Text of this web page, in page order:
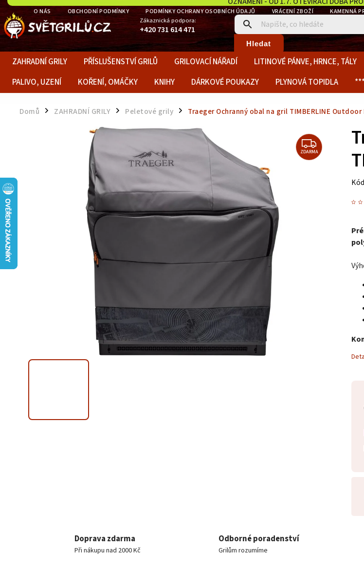
O NÁS OBCHODNÍ PODMÍNKY PODMÍNKY OCHRANY OSOBNÍCH ÚDAJŮ VRÁCENÍ ZBOŽÍ KAMENNÁ
Zákaznická podpora:
+420 731 614 471
Hledat
ZAHRADNÍ GRILY PŘÍSLUŠENSTVÍ GRILŮ GRILOVACÍ NÁŘADÍ LITINOVÉ PÁNVE, HRNCE, TÁLY
PALIVO, UZENÍ
KOŘENÍ, OMÁČKY KNIHY DÁRKOVÉ POUKAZY PLYNOVÁ TOPIDLA
Domů / ZAHRADNÍ GRILY / Peletové grily / Traeger Ochranný obal na gril TIMBERLINE
ZDARMA
Doprava zdarma
Při nákupu nad 2000 Kč
Odborné poradenství
Grilům rozumíme